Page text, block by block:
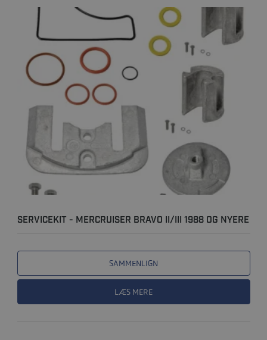
SERVICEKIT - MERCRUISER BRAVO II/III 1988 OG NYERE
SAMMENLIGN
LÆS MERE